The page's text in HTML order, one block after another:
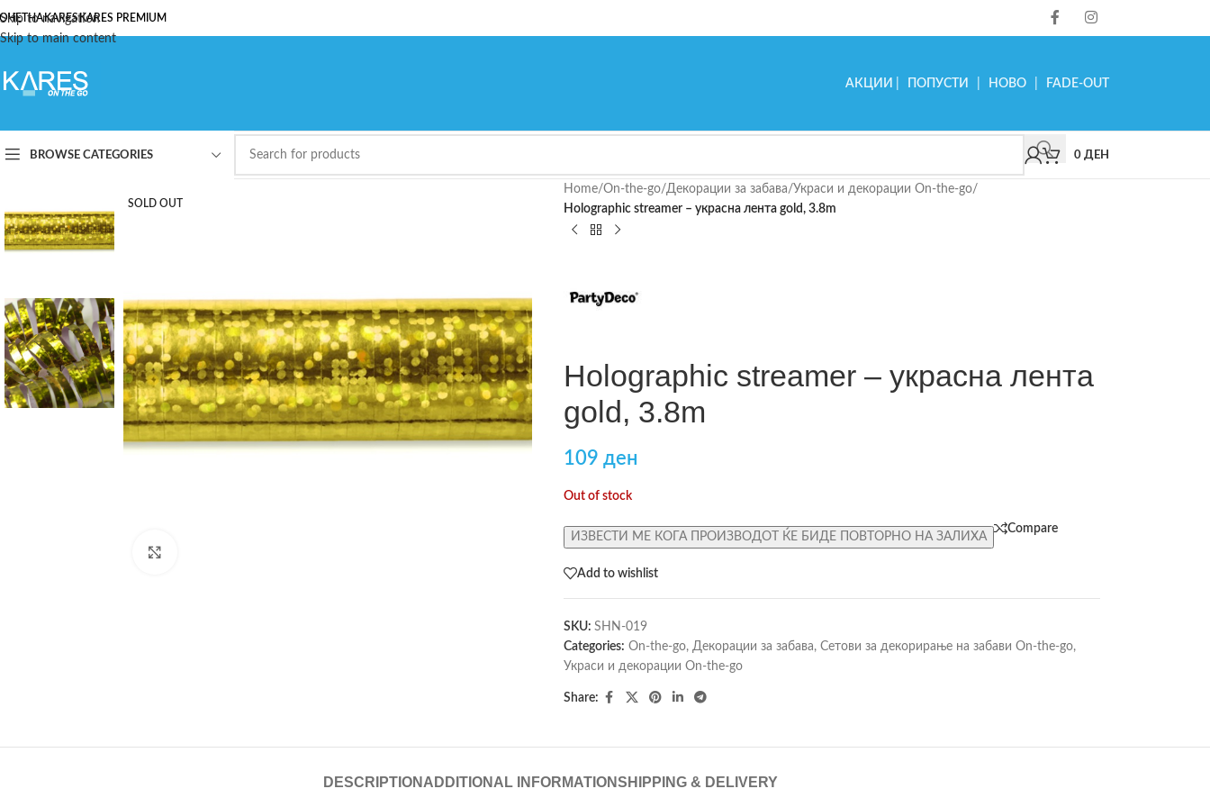
Skip to navigation
Skip to main content
KARESKARES PREMIUM
АКЦИИ ПОПУСТИ НОВО FADE-OUT
BROWSE CATEGORIES 0 ДЕН
SOLD OUT
Home/On-the-go/Декорации за забава/Украси и декорации On-the-go/
Holographic streamer – украсна лента gold, 3.8m
Holographic streamer – украсна лента
gold, 3.8m
109 ден
Out of stock
ИЗВЕСТИ МЕ КОГА ПРОИЗВОДОТ ЌЕ БИДЕ ПОВТОРНО НА ЗАЛИХА
Compare
Add to wishlist
SKU: SHN-019
Categories: On-the-go, Декорации за забава, Сетови за декорирање на забави On-the-go,
Украси и декорации On-the-go
Share:
DESCRIPTION ADDITIONAL INFORMATIONSHIPPING & DELIVERY